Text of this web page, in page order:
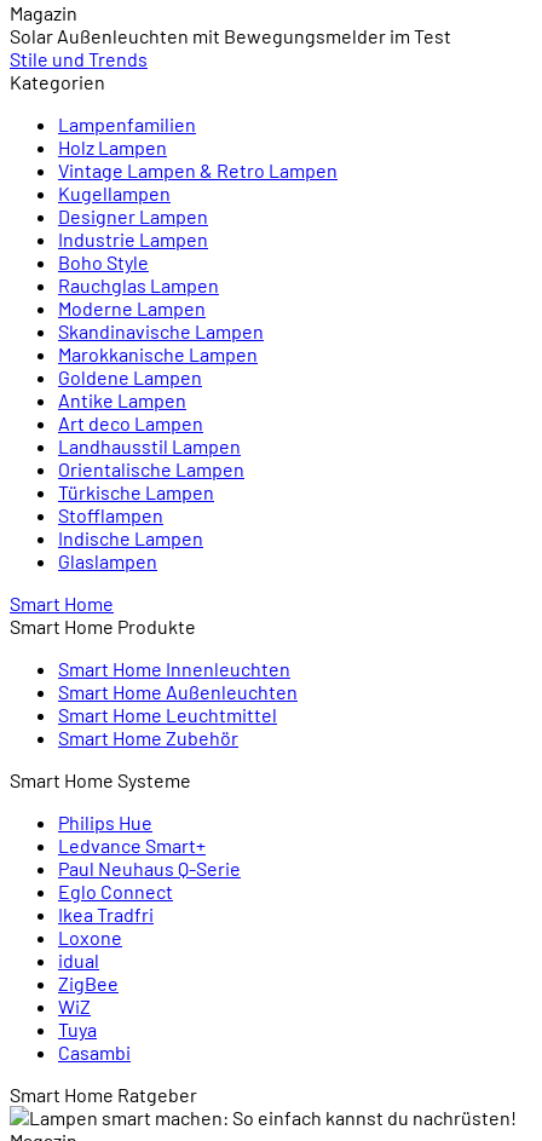
Magazin
Solar Außenleuchten mit Bewegungsmelder im Test
Stile und Trends
Kategorien
Lampenfamilien
Holz Lampen
Vintage Lampen & Retro Lampen
Kugellampen
Designer Lampen
Industrie Lampen
Boho Style
Rauchglas Lampen
Moderne Lampen
Skandinavische Lampen
Marokkanische Lampen
Goldene Lampen
Antike Lampen
Art deco Lampen
Landhausstil Lampen
Orientalische Lampen
Türkische Lampen
Stofflampen
Indische Lampen
Glaslampen
Smart Home
Smart Home Produkte
Smart Home Innenleuchten
Smart Home Außenleuchten
Smart Home Leuchtmittel
Smart Home Zubehör
Smart Home Systeme
Philips Hue
Ledvance Smart+
Paul Neuhaus Q-Serie
Eglo Connect
Ikea Tradfri
Loxone
idual
ZigBee
WiZ
Tuya
Casambi
Smart Home Ratgeber